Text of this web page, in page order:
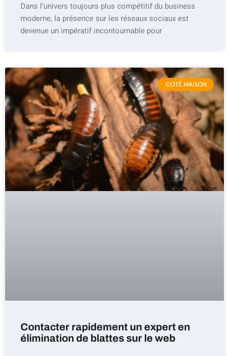
Dans l’univers toujours plus compétitif du business
moderne, la présence sur les réseaux sociaux est
devenue un impératif incontournable pour
COTÉ MAISON
Contacter rapidement un expert en
élimination de blattes sur le web